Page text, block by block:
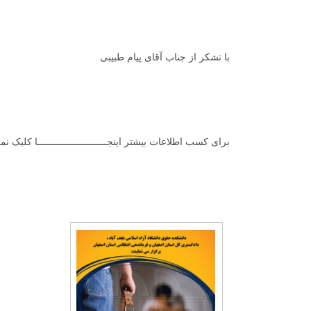
با تشکر از جناب آقای پیام طبیبی
برای کسب اطلاعات بیشتر اینجـــــــــــــــــــــــــا کلیک